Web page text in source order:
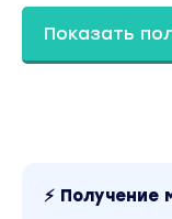
ваши слова,
Показать
⚡ Получение